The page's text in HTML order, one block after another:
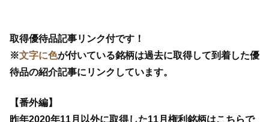
取得優待品記事リンク付です！
※文字に色が付いている銘柄は過去に取得して到着した優
待品の紹介記事にリンクしています。
【番外編】
昨年2020年11月以外に取得した11月権利銘柄はこちらで